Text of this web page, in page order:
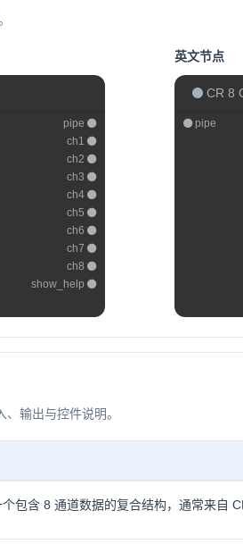
pipe
ch1
ch2
ch3
ch4
ch5
ch6
ch7
ch8
show_help
英文节点
CR 8
pipe
输出与控件说明。
包含 8 通道数据的复合结构，通常来自